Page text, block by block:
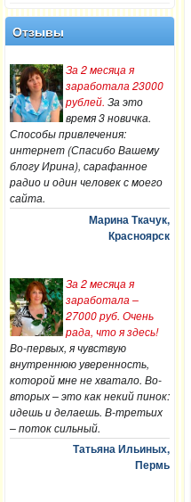
Отзывы
За 2 месяца я
заработала 23000
рублей. За это
время 3 новичка.
Способы привлечения:
интернет (Спасибо Вашему
блогу Ирина), сарафанное
радио и один человек с моего
сайта.
Марина Ткачук,
Красноярск
За 2 месяца я
заработала –
27000 руб. Очень
рада, что я здесь!
Во-первых, я чувствую
внутреннюю уверенность,
которой мне не хватало. Во-
вторых – это как некий пинок:
идешь и делаешь. В-третьих
– поток сильный.
Татьяна Ильиных,
Пермь